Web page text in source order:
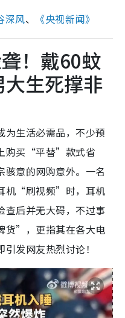
深风、 《央视新闻》
！戴60蚊
生死撑非
为生活必需品，不少预
购买“平替”款式省
骇意的网购意外。一名
机“刷视频”时，耳机
查后并无大碍，不过事
货”，更指其在各大电
发网友热烈讨论！